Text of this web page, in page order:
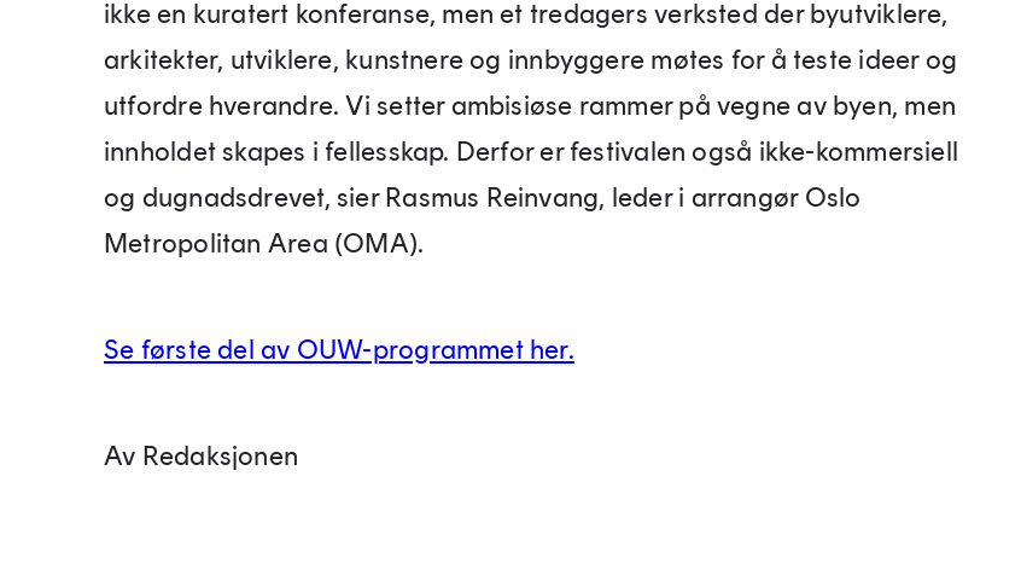
ikke en kuratert konferanse, men et tredagers verksted der byutviklere,
arkitekter, utviklere, kunstnere og innbyggere møtes for å teste ideer og
utfordre hverandre. Vi setter ambisiøse rammer på vegne av byen, men
innholdet skapes i fellesskap. Derfor er festivalen også ikke-kommersiell
og dugnadsdrevet, sier Rasmus Reinvang, leder i arrangør Oslo
Metropolitan Area (OMA).
Se første del av OUW-programmet her.
Av Redaksjonen